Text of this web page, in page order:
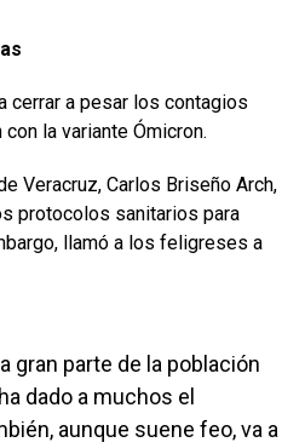
cerrar a pesar los contagios
la variante Ómicron.
Veracruz, Carlos Briseño Arch,
protocolos sanitarios para
llamó a los feligreses a
gran parte de la población
dado a muchos el
aunque suene feo, va a